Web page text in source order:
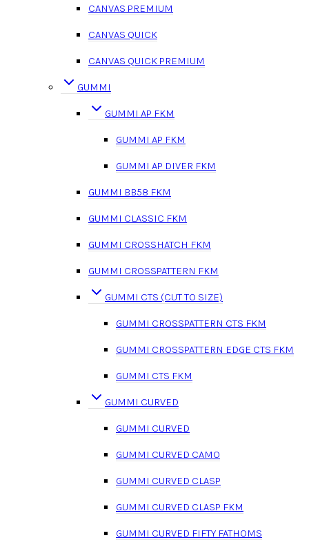
CANVAS PREMIUM
CANVAS QUICK
CANVAS QUICK PREMIUM
GUMMI
GUMMI AP FKM
GUMMI AP FKM
GUMMI AP DIVER FKM
GUMMI BB58 FKM
GUMMI CLASSIC FKM
GUMMI CROSSHATCH FKM
GUMMI CROSSPATTERN FKM
GUMMI CTS (CUT TO SIZE)
GUMMI CROSSPATTERN CTS FKM
GUMMI CROSSPATTERN EDGE CTS FKM
GUMMI CTS FKM
GUMMI CURVED
GUMMI CURVED
GUMMI CURVED CAMO
GUMMI CURVED CLASP
GUMMI CURVED CLASP FKM
GUMMI CURVED FIFTY FATHOMS